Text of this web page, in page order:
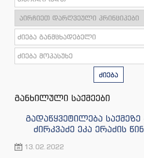
ძიება
განხილული საქმეები
გადაწყვეტილება
ძირკვაძე ეკა ერაძის
13.02.2022